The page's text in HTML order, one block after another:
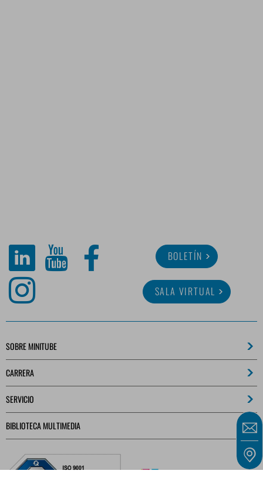
BOLETÍN
SALA VIRTUAL
SOBRE MINITUBE
CARRERA
SERVICIO
BIBLIOTECA MULTIMEDIA